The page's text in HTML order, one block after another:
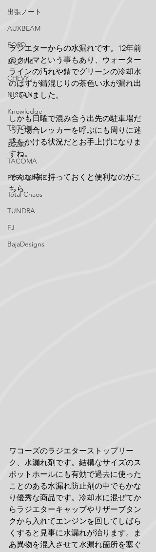
出張ノート
AUXBEAM
FORD
LR_D110
CHEVY
NISSAN
Knowledge
TRITON
LC250
TACOMA
PRERUNNER
Total Chaos
TUNDRA
FJ
BajaDesigns
ラジエターからの水漏れです。12年前
のクルマという事もあり、ウォーター
ラインの汚れや錆でグリーンの冷却水
のはずが錆混じりの茶色い水が漏れ出
していました。
しかも日曜で混み合う出先の駐車場だ
った場合レッカーを呼ぶにも周りに迷
惑をかける状況だとお手上げになりま
すね。
そんな時に持っておくと便利なのがこ
ちら
ワコーズのラジエターストップリー
ク、水漏れ剤です。結構なサイズのス
ポットホールにも有効で過去に使った
ことのある水漏れ防止剤の中でもかな
り優秀な商品です。冷却水に混ぜてか
らラジエターキャップやリザーブタン
クから入れてエンジンを回してしばら
くすると見事に水漏れが治ります。ま
あ異物を混入させて水漏れ箇所を塞ぐ